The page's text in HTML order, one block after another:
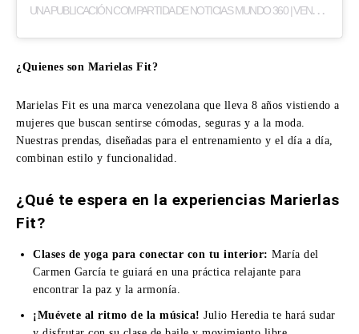
U
NA PUBLICACIÓN COMPARTIDA DE NOTICIAS MUNDO 360 | VENEZUELA | CARABOBO | PANAMÁ (@NOTICIASMUNDO_360)
¿Quienes son Marielas Fit?
Marielas Fit es una marca venezolana que lleva 8 años vistiendo a
mujeres que buscan sentirse cómodas, seguras y a la moda.
Nuestras prendas, diseñadas para el entrenamiento y el día a día,
combinan estilo y funcionalidad.
¿Qué te espera en la experiencias Marierlas
Fit?
Clases de yoga para conectar con tu interior: María del
Carmen García te guiará en una práctica relajante para
encontrar la paz y la armonía.
¡Muévete al ritmo de la música! Julio Heredia te hará sudar